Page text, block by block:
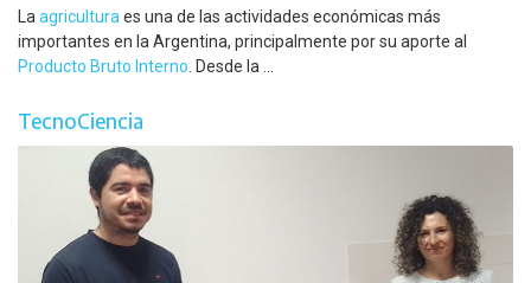
La agricultura es una de las actividades económicas más
importantes en la Argentina, principalmente por su aporte al
Producto Bruto Interno . Desde la ...
TecnoCiencia